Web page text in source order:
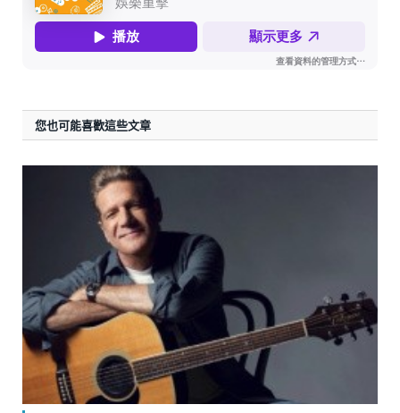
您也可能喜歡這些文章